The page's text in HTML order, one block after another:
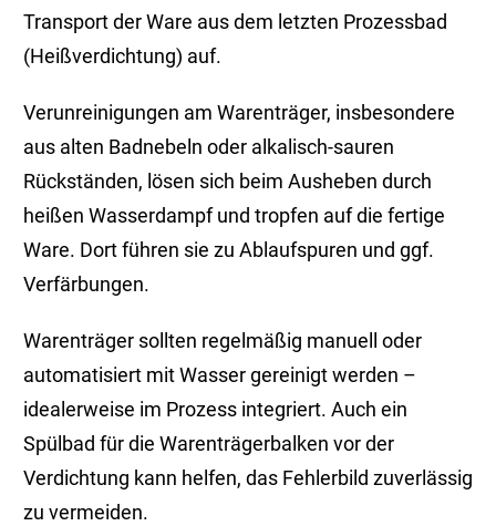
Transport der Ware aus dem letzten Prozessbad
(Heißverdichtung) auf.
Verunreinigungen am Warenträger, insbesondere
aus alten Badnebeln oder alkalisch-sauren
Rückständen, lösen sich beim Ausheben durch
heißen Wasserdampf und tropfen auf die fertige
Ware. Dort führen sie zu Ablaufspuren und ggf.
Verfärbungen.
Warenträger sollten regelmäßig manuell oder
automatisiert mit Wasser gereinigt werden –
idealerweise im Prozess integriert. Auch ein
Spülbad für die Warenträgerbalken vor der
Verdichtung kann helfen, das Fehlerbild zuverlässig
zu vermeiden.